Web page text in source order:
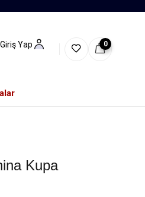
Giriş Yap 0
Kupa